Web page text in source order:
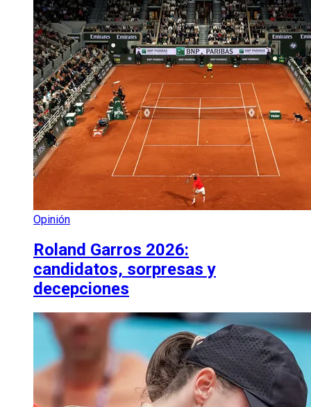
Opinión
Roland Garros 2026:
candidatos, sorpresas y
decepciones